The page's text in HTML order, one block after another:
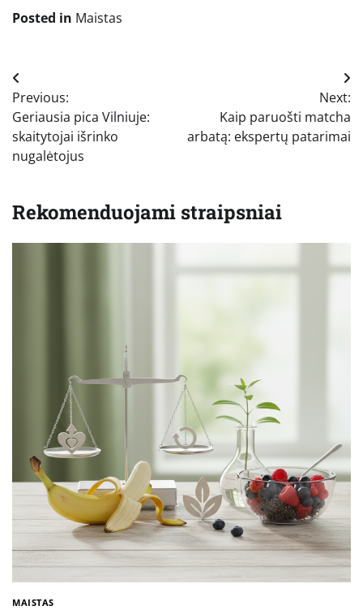
Posted in Maistas
Navigacija
tarp
įrašų
Previous:
Geriausia pica Vilniuje:
skaitytojai išrinko
nugalėtojus
Next:
Kaip paruošti matcha
arbatą: ekspertų patarimai
Rekomenduojami straipsniai
MAISTAS